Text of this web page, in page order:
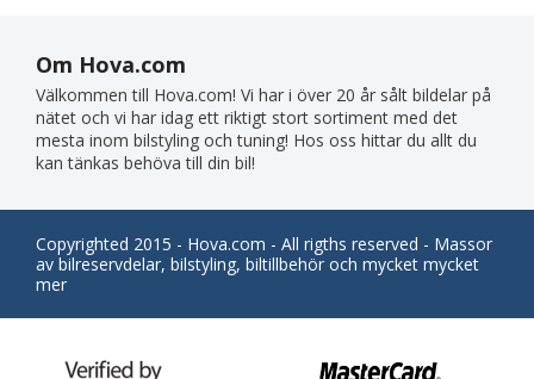
Om Hova.com
Välkommen till Hova.com! Vi har i över 20 år sålt bildelar på
nätet och vi har idag ett riktigt stort sortiment med det
mesta inom bilstyling och tuning! Hos oss hittar du allt du
kan tänkas behöva till din bil!
Copyrighted 2015 - Hova.com - All rigths reserved - Massor
av bilreservdelar, bilstyling, biltillbehör och mycket mycket
mer